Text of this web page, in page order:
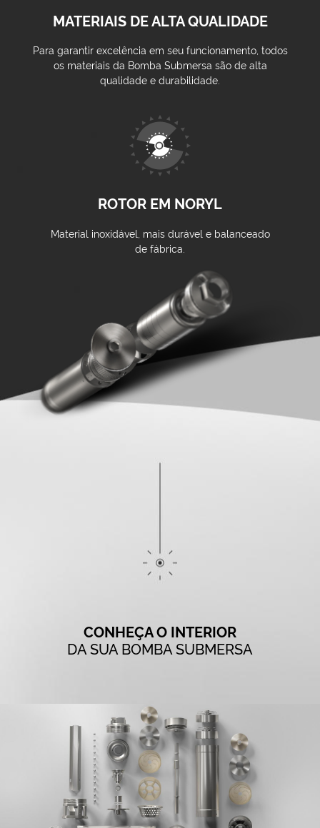
MATERIAIS DE ALTA QUALIDADE
Para garantir excelência em seu funcionamento, todos
os materiais da Bomba Submersa são de alta
qualidade e durabilidade.
ROTOR EM NORYL
Material inoxidável, mais durável e balanceado
de fábrica.
CONHEÇA O INTERIOR
DA SUA BOMBA SUBMERSA